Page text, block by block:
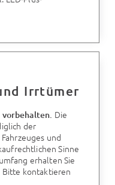
Irrtümer
Die
der
und
Sinne
erhalten Sie
Bitte kontaktieren